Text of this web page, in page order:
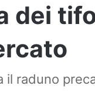
dei
il raduno